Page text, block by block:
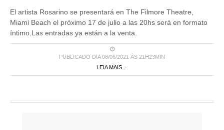
El artista Rosarino se presentará en The Filmore Theatre,
Miami Beach el próximo 17 de julio a las 20hs será en formato
íntimo.Las entradas ya están a la venta.
PUBLICADO DIA 08/06/2021 ÀS 21H23MIN
LEIA MAIS ...